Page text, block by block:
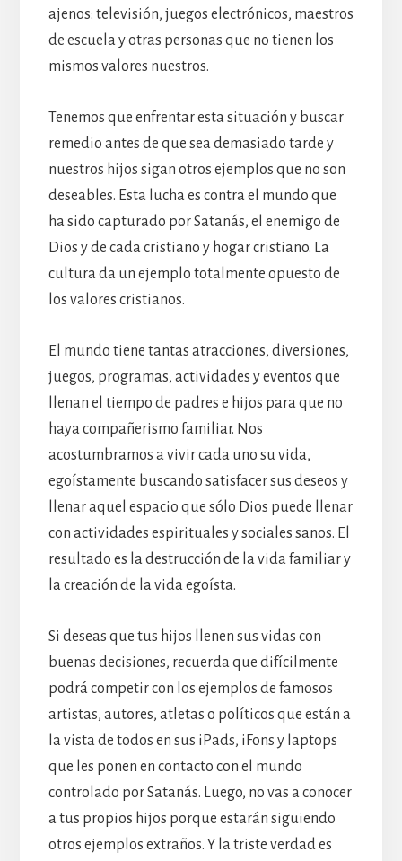
ajenos: televisión, juegos electrónicos, maestros
de escuela y otras personas que no tienen los
mismos valores nuestros.
Tenemos que enfrentar esta situación y buscar
remedio antes de que sea demasiado tarde y
nuestros hijos sigan otros ejemplos que no son
deseables. Esta lucha es contra el mundo que
ha sido capturado por Satanás, el enemigo de
Dios y de cada cristiano y hogar cristiano. La
cultura da un ejemplo totalmente opuesto de
los valores cristianos.
El mundo tiene tantas atracciones, diversiones,
juegos, programas, actividades y eventos que
llenan el tiempo de padres e hijos para que no
haya compañerismo familiar. Nos
acostumbramos a vivir cada uno su vida,
egoístamente buscando satisfacer sus deseos y
llenar aquel espacio que sólo Dios puede llenar
con actividades espirituales y sociales sanos. El
resultado es la destrucción de la vida familiar y
la creación de la vida egoísta.
Si deseas que tus hijos llenen sus vidas con
buenas decisiones, recuerda que difícilmente
podrá competir con los ejemplos de famosos
artistas, autores, atletas o políticos que están a
la vista de todos en sus iPads, iFons y laptops
que les ponen en contacto con el mundo
controlado por Satanás. Luego, no vas a conocer
a tus propios hijos porque estarán siguiendo
otros ejemplos extraños. Y la triste verdad es